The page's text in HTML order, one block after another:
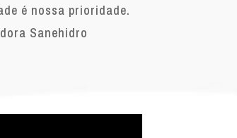
é nossa prioridade.
Sanehidro